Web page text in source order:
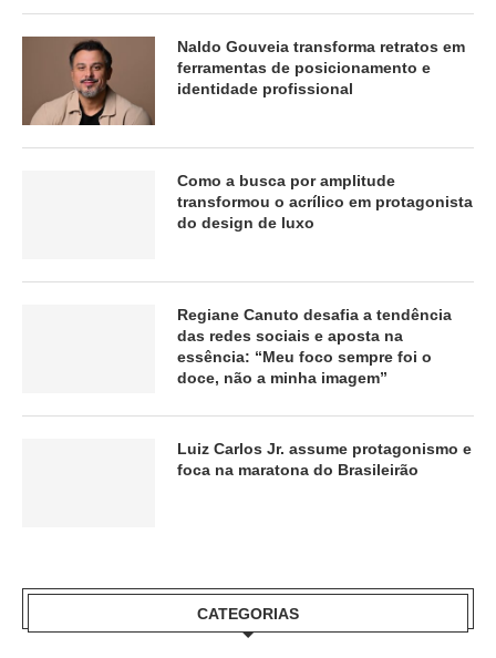
Naldo Gouveia transforma retratos em
ferramentas de posicionamento e
identidade profissional
Como a busca por amplitude
transformou o acrílico em protagonista
do design de luxo
Regiane Canuto desafia a tendência
das redes sociais e aposta na
essência: “Meu foco sempre foi o
doce, não a minha imagem”
Luiz Carlos Jr. assume protagonismo e
foca na maratona do Brasileirão
CATEGORIAS